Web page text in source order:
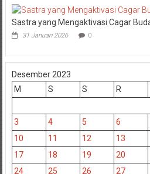
Sastra yang Mengaktivasi Cagar
31 Januari 2026 0
Desember 2023
M
S S R
3
4 5 6
10
11 12 13
17
18 19 20
24
25 26 27